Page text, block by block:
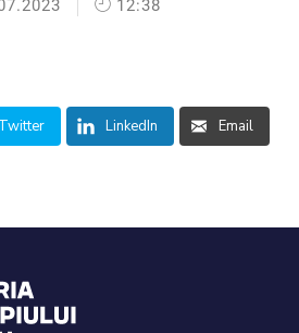
12:38
Twitter LinkedIn Email